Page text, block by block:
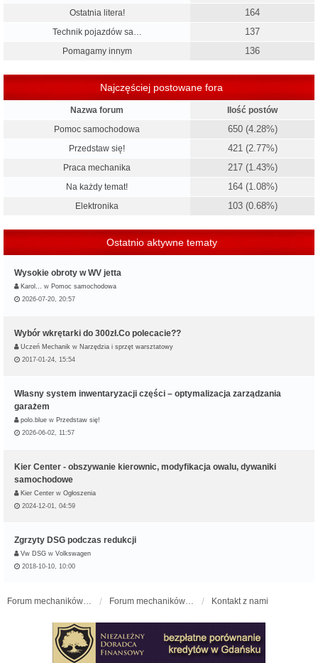
Ostatnia litera! 164
Technik pojazdów sa… 137
Pomagamy innym 136
Najczęściej postowane fora
Nazwa forum
Ilość postów
Pomoc samochodowa
650 (4.28%)
Przedstaw się! 421 (2.77%)
Praca mechanika 217 (1.43%)
Na każdy temat! 164 (1.08%)
Elektronika 103 (0.68%)
Ostatnio aktywne tematy
Wysokie obroty w WV jetta
Karol… w Pomoc samochodowa
2026-07-20, 20:57
Wybór wkrętarki do 300zł.Co polecacie??
Uczeń Mechanik w Narzędzia i sprzęt warsztatowy
2017-01-24, 15:54
Własny system inwentaryzacji części – optymalizacja zarządzania
garażem
polo.blue w Przedstaw się!
2026-06-02, 11:57
Kier Center - obszywanie kierownic, modyfikacja owalu, dywaniki
samochodowe
Kier Center w Ogłoszenia
2024-12-01, 04:59
Zgrzyty DSG podczas redukcji
Vw DSG w Volkswagen
2018-10-10, 10:00
Forum mechaników samochodowych - forum-mechaniczne.pl Forum mechaników samochodowych Kontakt z nami